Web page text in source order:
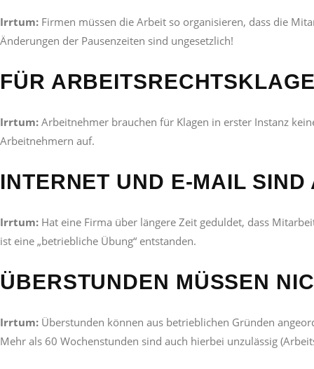
Irrtum: Firmen müssen die Arbeit so organisieren, dass die
Änderungen der Pausenzeiten sind ungesetzlich!
FÜR
Irrtum: Arbeitnehmer brauchen für Klagen in erster Instanz
Arbeitnehmern auf.
INTERNET UND E-MAIL
Irrtum: Hat eine Firma über längere Zeit geduldet, dass
ist eine „betriebliche Übung“ entstanden.
ÜBERSTUNDEN MÜSSEN
Irrtum: Überstunden können aus betrieblichen Gründen
Mehr als 60 Wochenstunden sind auch hierbei unzulässig